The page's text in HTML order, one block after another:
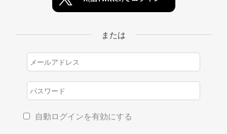
または
自動ログインを有効にする